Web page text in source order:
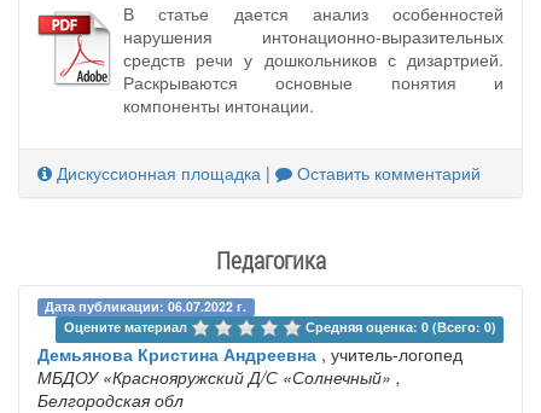
В статье дается анализ особенностей
нарушения интонационно-выразительных
средств речи у дошкольников с дизартрией.
Раскрываются основные понятия и
компоненты интонации.
Дискуссионная площадка | Оставить комментарий
Педагогика
Дата публикации: 06.07.2022 г.
Оцените материал
Средняя оценка: 0 (Всего: 0)
Демьянова Кристина Андреевна , учитель-логопед
МБДОУ «Краснояружский Д/С «Солнечный» ,
Белгородская обл